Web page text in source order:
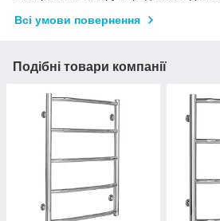
Всі умови повернення
Подібні товари компанії